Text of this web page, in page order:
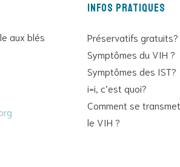
aux blés
Infos pratiques
Préservatifs gratuits?
Symptômes du VIH ?
Symptômes des IST?
i=i, c’est quoi?
Comment se transmet
le VIH ?